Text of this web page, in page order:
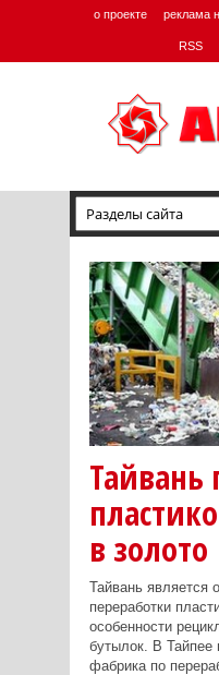
о проекте реклама
RSS
Тайвань
в золото
Тайвань является
переработки
особенности
бутылок. В Тайпее
фабрика по